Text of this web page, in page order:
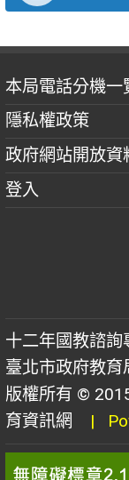
本局電話分機一
隱私權政策
政府網站開放資
登入
十二年國教諮
臺北市政府教
版權所有 ©
育資訊網
|